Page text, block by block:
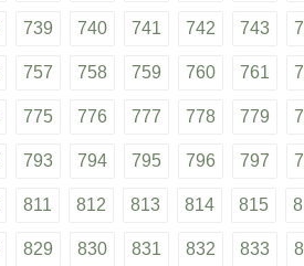
739 740 741 742 743
757 758 759 760 761
775 776 777 778 779
793 794 795 796 797
811 812 813 814 815
829 830 831 832 833